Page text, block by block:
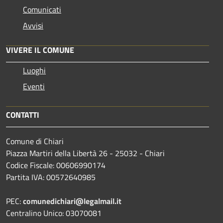
Comunicati
Avvisi
VIVERE IL COMUNE
Luoghi
Eventi
CONTATTI
Comune di Chiari
Piazza Martiri della Libertà 26 - 25032 - Chiari
Codice Fiscale: 00606990174
Partita IVA: 00572640985
PEC:comunedichiari@legalmail.it
Centralino Unico: 03070081